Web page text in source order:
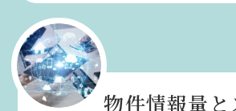
物件情報量と